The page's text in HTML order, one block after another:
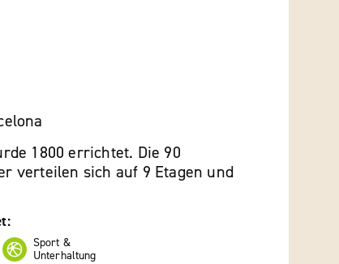
1800 errichtet. Die 90
verteilen sich auf 9 Etagen und
Sport &
Unterhaltung